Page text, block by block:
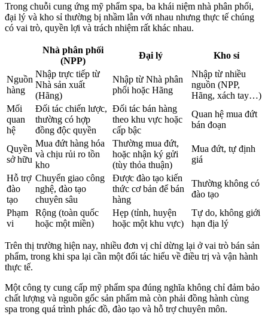
Trong chuỗi cung ứng mỹ phẩm spa, ba khái niệm nhà phân phối,
đại lý và kho sỉ thường bị nhầm lẫn với nhau nhưng thực tế chúng
có vai trò, quyền lợi và trách nhiệm rất khác nhau.
Nhà phân phối
(NPP)
Đại lý Kho sỉ
Nguồn
hàng
Nhập trực tiếp từ
Nhà sản xuất
(Hãng)
Nhập từ Nhà phân
phối hoặc Hãng
Nhập từ nhiều
nguồn (NPP,
Hãng, xách tay…)
Mối
quan
hệ
Đối tác chiến lược,
thường có hợp
đồng độc quyền
Đối tác bán hàng
theo khu vực hoặc
cấp bậc
Quan hệ mua đứt
bán đoạn
Quyền
sở hữu
Mua đứt hàng hóa
và chịu rủi ro tồn
kho
Thường mua đứt,
hoặc nhận ký gửi
(tùy thỏa thuận)
Mua đứt, tự định
giá
Hỗ trợ
đào
tạo
Chuyển giao công
nghệ, đào tạo
chuyên sâu
Được đào tạo kiến
thức cơ bản để bán
hàng
Thường không có
đào tạo
Phạm
vi
Rộng (toàn quốc
hoặc một miền)
Hẹp (tỉnh, huyện
hoặc một khu vực)
Tự do, không giới
hạn địa lý
Trên thị trường hiện nay, nhiều đơn vị chỉ dừng lại ở vai trò bán sản
phẩm, trong khi spa lại cần một đối tác hiểu về điều trị và vận hành
thực tế.
Một công ty cung cấp mỹ phẩm spa đúng nghĩa không chỉ đảm bảo
chất lượng và nguồn gốc sản phẩm mà còn phải đồng hành cùng
spa trong quá trình phác đồ, đào tạo và hỗ trợ chuyên môn.